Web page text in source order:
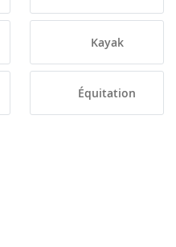
Kayak
Équitation